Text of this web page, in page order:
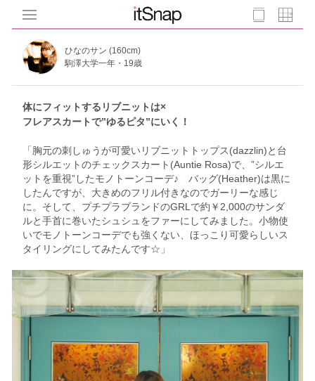
ひなのサン (160cm)
駒澤大学一年・19歳
体にフィットするリブニットは×
フレアスカートで”ゆるピタ”にいく！
「胸元の刺しゅうが可愛いリブニットトップス(dazzlin)と台
形シルエットのチェックスカート(Auntie Rosa)で、”シルエ
ットを重視”したモノトーンコーデ♪ バッグ(Heather)は黒に
したんですが、大きめのフリル付きなのでガーリーな感じ
に。そして、プチプラブランドのGRLで約￥2,000のサンダ
ルと手首に巻いたシュシュをファーにしてみました。小物使
いでモノトーンコーデでも強くない、ほっこり可愛らしいス
タイリングにしてみたんです☆」